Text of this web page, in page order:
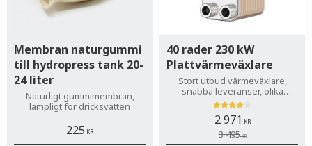
Membran naturgummi
till hydropress tank 20-
24 liter
Naturligt gummimembran,
lämpligt för dricksvatten
225 KR
40 rader 230 kW
Plattvärmeväxlare
Stort utbud värmeväxlare,
snabba leveranser, olika
betalsätt, inga dolda avgifter!
Till privatperson och företag.
2 971 KR
3 495KR